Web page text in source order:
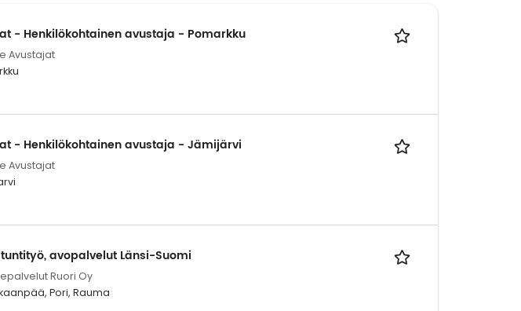
- Henkilökohtainen avustaja - Pomarkku
Avustajat
- Henkilökohtainen avustaja - Jämijärvi
Avustajat
avopalvelut Länsi-Suomi
Ruori Oy
Pori, Rauma